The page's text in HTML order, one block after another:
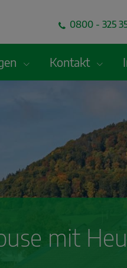
0800 - 325
Kontakt
mit